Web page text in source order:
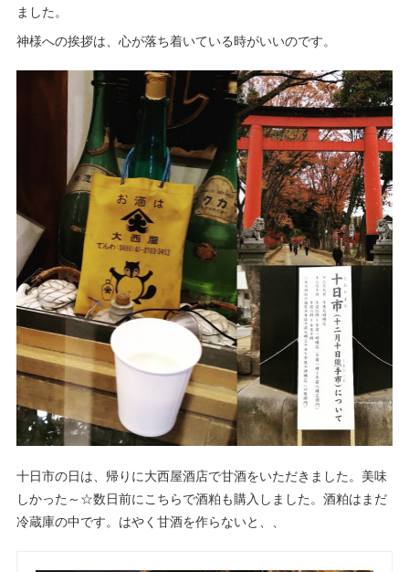
ました。
神様への挨拶は、心が落ち着いている時がいいのです。
十日市の日は、帰りに大西屋酒店で甘酒をいただきました。美味
しかった～☆数日前にこちらで酒粕も購入しました。酒粕はまだ
冷蔵庫の中です。はやく甘酒を作らないと、、